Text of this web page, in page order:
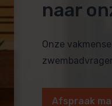
naar
Onze
Afspraak